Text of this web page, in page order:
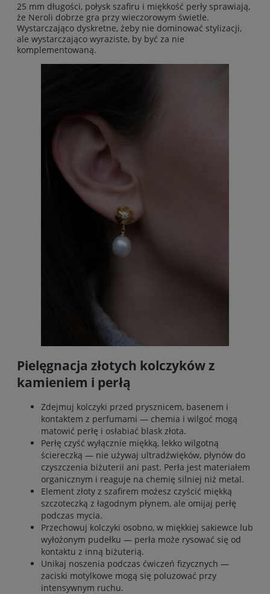
25 mm długości, połysk szafiru i miękkość perły sprawiają,
że Neroli dobrze gra przy wieczorowym świetle.
Wystarczająco dyskretne, żeby nie dominować stylizacji,
ale wystarczająco wyraziste, by być za nie
komplementowaną.
Pielęgnacja złotych kolczyków z
kamieniem i perłą
Zdejmuj kolczyki przed prysznicem, basenem i
kontaktem z perfumami — chemia i wilgoć mogą
matowić perłę i osłabiać blask złota.
Perłę czyść wyłącznie miękką, lekko wilgotną
ściereczką — nie używaj ultradźwięków, płynów do
czyszczenia biżuterii ani past. Perła jest materiałem
organicznym i reaguje na chemię silniej niż metal.
Element złoty z szafirem możesz czyścić miękką
szczoteczką z łagodnym płynem, ale omijaj perłę
podczas mycia.
Przechowuj kolczyki osobno, w miękkiej sakiewce lub
wyłożonym pudełku — perła może rysować się od
kontaktu z inną biżuterią.
Unikaj noszenia podczas ćwiczeń fizycznych —
zaciski motylkowe mogą się poluzować przy
intensywnym ruchu.